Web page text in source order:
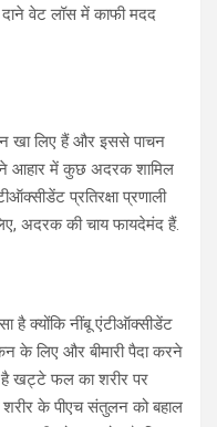
वेट लॉस में काफी मदद
खा लिए हैं और इससे पाचन
आहार में कुछ अदरक शामिल
प्रतिरक्षा प्रणाली
अदरक की चाय फायदेमंद हैं.
है क्योंकि नींबू एंटीऑक्सीडेंट
के लिए और बीमारी पैदा करने
खट्टे फल का शरीर पर
शरीर के पीएच संतुलन को बहाल